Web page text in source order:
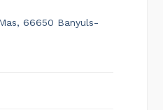
66650 Banyuls-